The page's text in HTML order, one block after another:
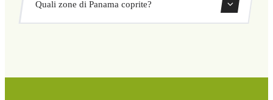
ritorno direttamente dal nostro sistema di prenotazione.
Quali zone di Panama coprite?